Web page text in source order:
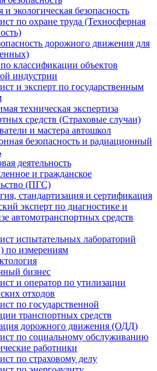
и экологическая безопасность
по охране труда (Техносферная
дорожного движения для
классификации объектов
индустрии
и эксперт по государственным
техническая экспертиза
средств (Страховые случаи)
и мастера автошкол
безопасность и радиационный
деятельность
и гражданское
(ПГС)
стандартизация и сертификация
эксперт по диагностике и
автомотранспортных средств
испытательных лабораторий
по измерениям
бизнес
и оператор по утилизации
отходов
по государственной
транспортных средств
дорожного движения (ОДД)
по социальному обслуживанию
работники
по страховому делу